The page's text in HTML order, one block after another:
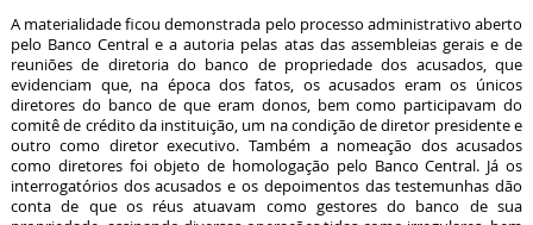
A materialidade ficou demonstrada pelo processo administrativo aberto
pelo Banco Central e a autoria pelas atas das assembleias gerais e de
reuniões de diretoria do banco de propriedade dos acusados, que
evidenciam que, na época dos fatos, os acusados eram os únicos
diretores do banco de que eram donos, bem como participavam do
comitê de crédito da instituição, um na condição de diretor presidente e
outro como diretor executivo. Também a nomeação dos acusados
como diretores foi objeto de homologação pelo Banco Central. Já os
interrogatórios dos acusados e os depoimentos das testemunhas dão
conta de que os réus atuavam como gestores do banco de sua